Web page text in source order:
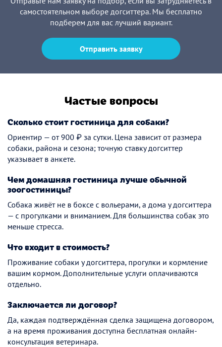
самостоятельном выборе догситтера. Мы бесплатно
подберем для вас лучший вариант.
Отправить заявку
Частые вопросы
Сколько стоит гостиница для собаки?
Ориентир — от 900 ₽ за сутки. Цена зависит от размера
собаки, района и сезона; точную ставку догситтер
указывает в анкете.
Чем домашняя гостиница лучше обычной
зоогостиницы?
Собака живёт не в боксе с вольерами, а дома у догситтера
— с прогулками и вниманием. Для большинства собак это
меньше стресса.
Что входит в стоимость?
Проживание собаки у догситтера, прогулки и кормление
вашим кормом. Дополнительные услуги оплачиваются
отдельно.
Заключается ли договор?
Да, каждая подтверждённая сделка защищена договором,
а на время проживания доступна бесплатная онлайн-
консультация ветеринара.